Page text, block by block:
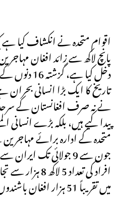
اقوام متحدہ نے انکشاف کیا
پانچ لاکھ سے زائد افغان
دخل کیا ہے،
تاریخ کا ایک بڑا انسانی
نے نہ صرف افغانستان کے
پیدا کیے ہیں، بلکہ بڑے انسانی
جون سے 9 جولائی تک
افراد کی تعداد
میں تقریباً 51 ہزار افغان باشندوں نے سرحد پار کی۔